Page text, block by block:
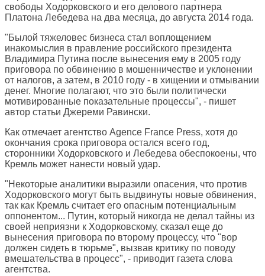
свободы Ходорковского и его делового партнера
Платона Лебедева на два месяца, до августа 2014 года.
"Былой тяжеловес бизнеса стал воплощением
инакомыслия в правление российского президента
Владимира Путина после вынесения ему в 2005 году
приговора по обвинению в мошенничестве и уклонении
от налогов, а затем, в 2010 году - в хищении и отмывании
денег. Многие полагают, что это были политически
мотивированные показательные процессы", - пишет
автор статьи Джереми Равински.
Как отмечает агентство Agence France Press, хотя до
окончания срока приговора остался всего год,
сторонники Ходорковского и Лебедева обеспокоены, что
Кремль может нанести новый удар.
"Некоторые аналитики выразили опасения, что против
Ходорковского могут быть выдвинуты новые обвинения,
так как Кремль считает его опасным потенциальным
оппонентом... Путин, который никогда не делал тайны из
своей неприязни к Ходорковскому, сказал еще до
вынесения приговора по второму процессу, что "вор
должен сидеть в тюрьме", вызвав критику по поводу
вмешательства в процесс", - приводит газета слова
агентства.